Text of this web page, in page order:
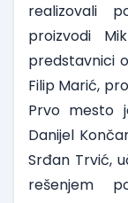
realizovali
proizvodi
predstavnici
Filip Marić,
Prvo mesto
Danijel
Srđan Trvić,
rešenjem